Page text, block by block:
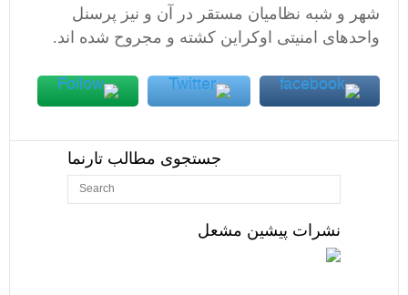
شهر و شبه نظامیان مستقر در آن و نیز پرسنل
واحدهای امنیتی اوکراین کشته و مجروح شده اند.
جستجوی مطالب تارنما
نشرات پیشین مشعل